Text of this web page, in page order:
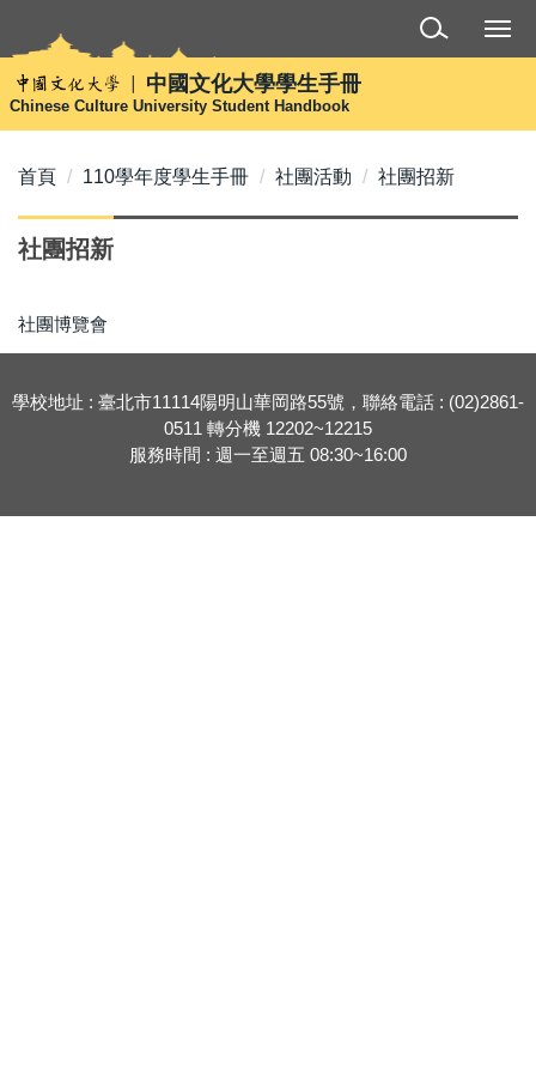
到
主
要
內
區
中國文化大學學生手冊
Chinese Culture University Student Handbook
首頁 110學年度學生手冊 社團活動 社團招新
社團招新
社團博覽會
學校地址 : 臺北市11114陽明山華岡路55號，聯絡電話 : (02)2861-
0511 轉分機 12202~12215
服務時間 : 週一至週五 08:30~16:00